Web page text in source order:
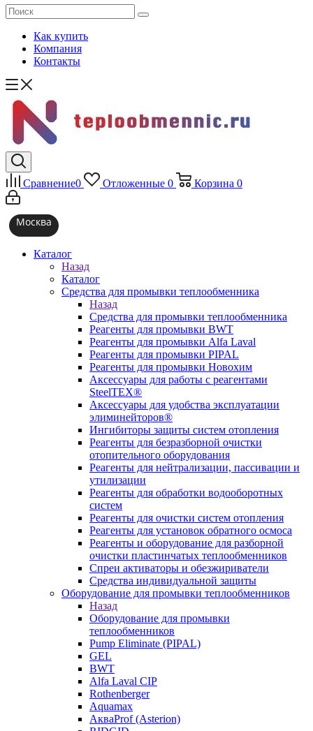
Как купить
Компания
Контакты
Сравнение0 Отложенные 0 Корзина 0
Москва
Каталог
Назад
Каталог
Средства для промывки теплообменника
Назад
Средства для промывки теплообменника
Реагенты для промывки BWT
Реагенты для промывки Alfa Laval
Реагенты для промывки PIPAL
Реагенты для промывки Новохим
Аксессуары для работы с реагентами
SteelTEX®
Аксессуары для удобства эксплуатации
элиминейторов®
Ингибиторы защиты систем отопления
Реагенты для безразборной очистки
отопительного оборудования
Реагенты для нейтрализации, пассивации и
утилизации
Реагенты для обработки водооборотных
систем
Реагенты для очистки систем отопления
Реагенты для установок обратного осмоса
Реагенты и оборудование для разборной
очистки пластинчатых теплообменников
Спреи активаторы и обезжириватели
Средства индивидуальной защиты
Оборудование для промывки теплообменников
Назад
Оборудование для промывки
теплообменников
Pump Eliminate (PIPAL)
GEL
BWT
Alfa Laval CIP
Rothenberger
Aquamax
АкваProf (Asterion)